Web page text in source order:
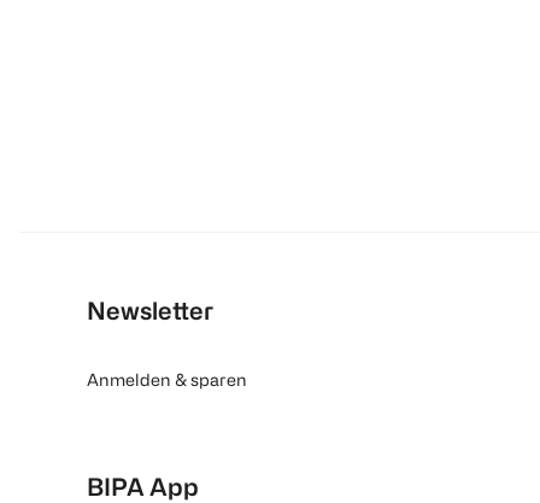
Newsletter
Anmelden & sparen
BIPA App